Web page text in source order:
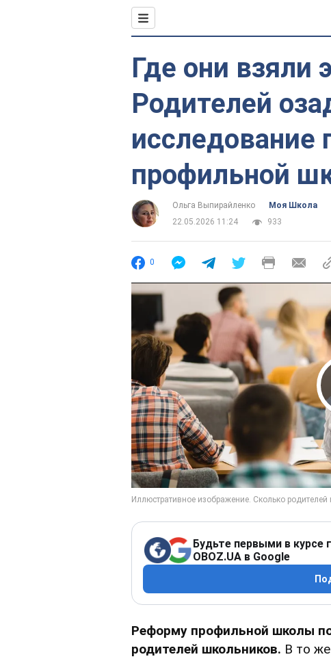
Где они взяли
Родителей
исследование
профильной
Ольга Выпирайленко
Моя Школа
22.05.2026 11:24
933
0
Будьте первыми в курсе
OBOZ.UA в Google
Реформу профильной школы
родителей школьников. В то